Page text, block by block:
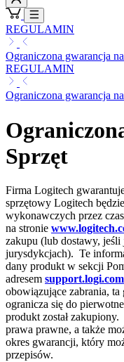
REGULAMIN
Ograniczona gwarancja
REGULAMIN
Ograniczona gwarancja
Sprzęt
Firma Logitech
sprzętowy Logitech
wykonawczych przez
na stronie
zakupu (lub dostawy,
jurysdykcjach). Te
dany produkt w sekcji
adresem support.logi.com
obowiązujące zabrania, ta
ogranicza się do
produkt został
prawa prawne, a także
okres gwarancji, który
przepisów.